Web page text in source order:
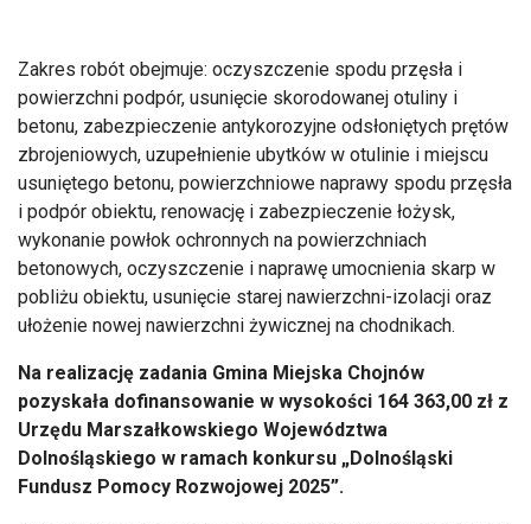
Zakres robót obejmuje: oczyszczenie spodu przęsła i
powierzchni podpór, usunięcie skorodowanej otuliny i
betonu, zabezpieczenie antykorozyjne odsłoniętych prętów
zbrojeniowych, uzupełnienie ubytków w otulinie i miejscu
usuniętego betonu, powierzchniowe naprawy spodu przęsła
i podpór obiektu, renowację i zabezpieczenie łożysk,
wykonanie powłok ochronnych na powierzchniach
betonowych, oczyszczenie i naprawę umocnienia skarp w
pobliżu obiektu, usunięcie starej nawierzchni-izolacji oraz
ułożenie nowej nawierzchni żywicznej na chodnikach.
Na realizację zadania Gmina Miejska Chojnów
pozyskała dofinansowanie w wysokości 164 363,00 zł z
Urzędu Marszałkowskiego Województwa
Dolnośląskiego w ramach konkursu „Dolnośląski
Fundusz Pomocy Rozwojowej 2025”.